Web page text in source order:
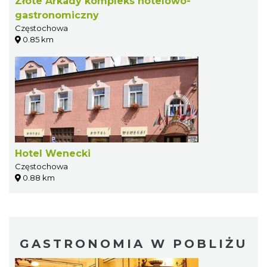
gastronomiczny
Częstochowa
0.85 km
Hotel Wenecki
Częstochowa
0.88 km
GASTRONOMIA W POBLIŻU